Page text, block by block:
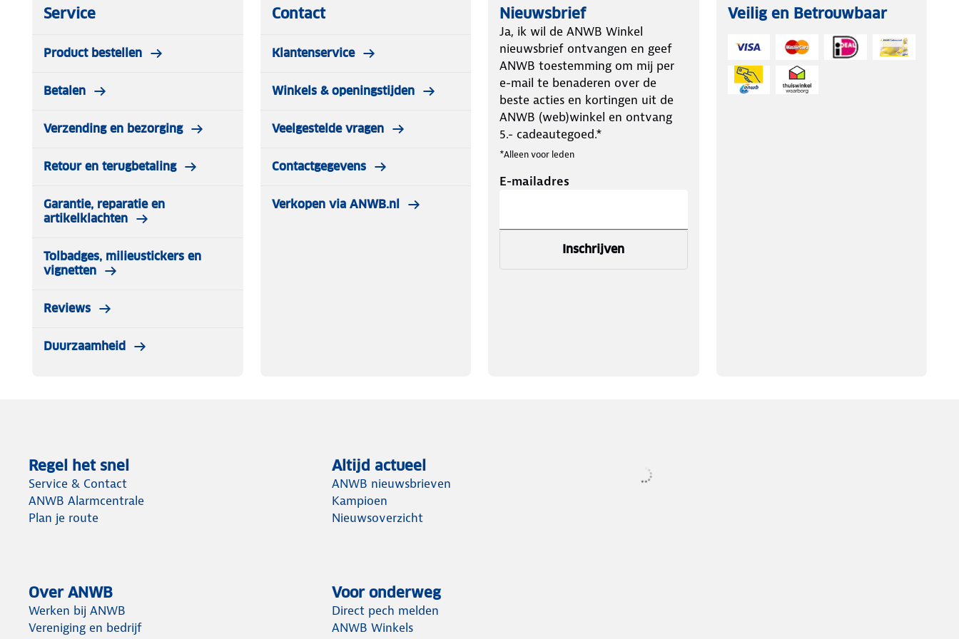
Service
Product bestellen
Betalen
Verzending en bezorging
Retour en terugbetaling
Garantie, reparatie en
artikelklachten
Tolbadges, milieustickers en
vignetten
Reviews
Duurzaamheid
Contact
Klantenservice
Winkels & openingstijden
Veelgestelde vragen
Contactgegevens
Verkopen via ANWB.nl
Nieuwsbrief
Ja, ik wil de ANWB Winkel
nieuwsbrief ontvangen en geef
ANWB toestemming om mij per
e-mail te benaderen over de
beste acties en kortingen uit de
ANWB (web)winkel en ontvang
5.- cadeautegoed.*
*Alleen voor leden
E-mailadres
Inschrijven
Veilig en Betrouwbaar
Regel het snel
Service & Contact
ANWB Alarmcentrale
Plan je route
Altijd actueel
ANWB nieuwsbrieven
Kampioen
Nieuwsoverzicht
Over ANWB
Werken bij ANWB
Vereniging en bedrijf
Voor onderweg
Direct pech melden
ANWB Winkels